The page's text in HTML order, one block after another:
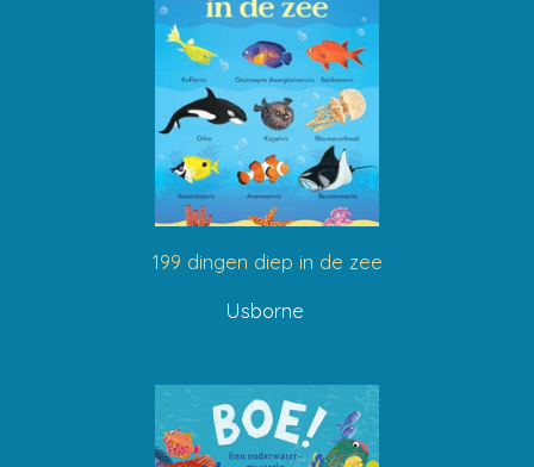
199 dingen diep in de zee
Usborne